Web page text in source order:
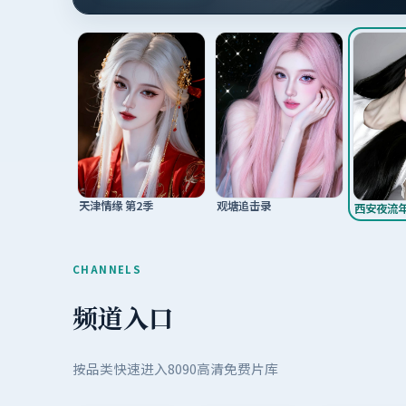
天津情缘 第2季 观塘追击录 西安夜流
CHANNELS
频道入口
按品类快速进入8090高清免费片库